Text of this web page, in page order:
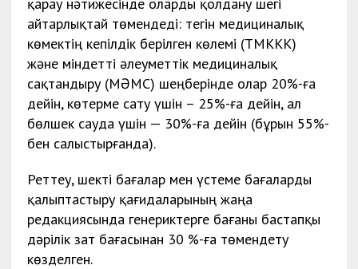
айтарлықтай төмендеді: тегін медициналық
көмектің кепілдік берілген көлемі (ТМККК)
және міндетті әлеуметтік медициналық
сақтандыру (МӘМС) шеңберінде олар 20%-ға
дейін, көтерме сату үшін – 25%-ға дейін, ал
бөлшек сауда үшін — 30%-ға дейін (бұрын 55%-
бен салыстырғанда).
Реттеу, шекті бағалар мен үстеме бағаларды
қалыптастыру қағидаларының жаңа
редакциясында генериктерге бағаны бастапқы
дәрілік зат бағасынан 30 %-ға төмендету
көзделген.